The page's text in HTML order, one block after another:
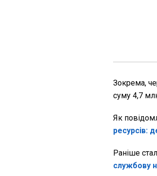
Зокрема,
суму 4,7
Як
ресурсів:
Раніше
службову